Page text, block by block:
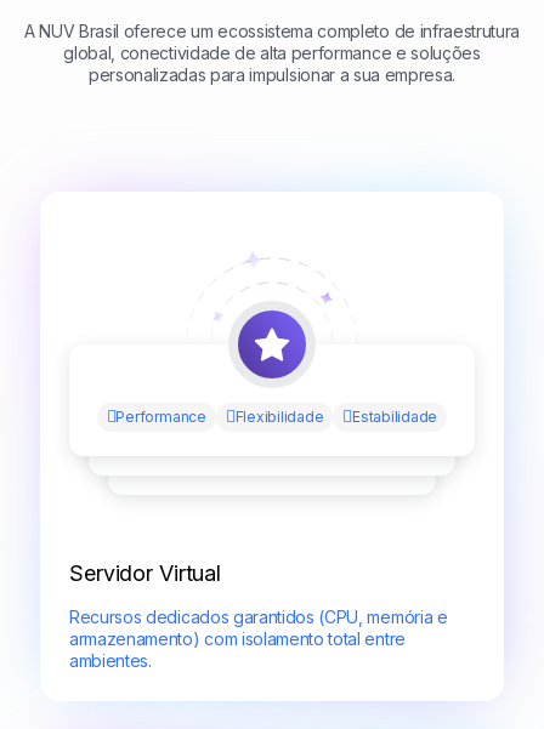
A NUV Brasil oferece um ecossistema completo de infraestrutura
global, conectividade de alta performance e soluções
personalizadas para impulsionar a sua empresa.
Performance Flexibilidade Estabilidade
Servidor Virtual
Recursos dedicados garantidos (CPU, memória e
armazenamento) com isolamento total entre
ambientes.